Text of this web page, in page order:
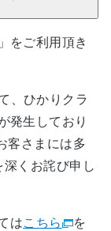
をご利用頂き
、ひかりクラ
発生しており
客さまには多
くお詫び申し
はこちら
を